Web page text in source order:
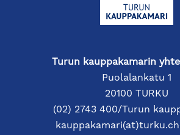
Turun kauppakamarin
Puolalankatu 1
20100 TURKU
(02) 2743 400/Turun